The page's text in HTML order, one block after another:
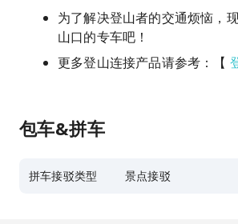
为了解决登山者的交通烦恼，
山口的专车吧！
更多登山连接产品请参考：【
包车&拼车
拼车接驳类型 景点接驳